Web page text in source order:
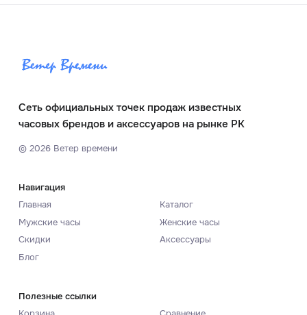
Сеть официальных точек продаж известных
часовых брендов и аксессуаров на рынке РК
© 2026Ветер времени
Навигация
Главная
Каталог
Мужские часы
Женские часы
Скидки
Аксессуары
Блог
Полезные ссылки